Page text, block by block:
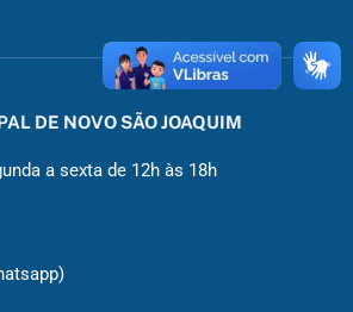
DE NOVO SÃO JOAQUIM
a sexta de 12h às 18h